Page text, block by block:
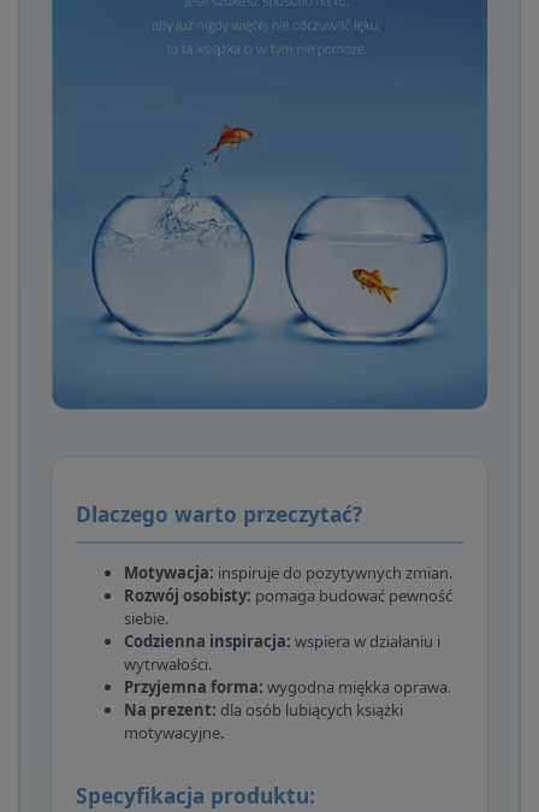
Dlaczego warto przeczytać?
Motywacja: inspiruje do pozytywnych zmian.
Rozwój osobisty: pomaga budować pewność
siebie.
Codzienna inspiracja: wspiera w działaniu i
wytrwałości.
Przyjemna forma: wygodna miękka oprawa.
Na prezent: dla osób lubiących książki
motywacyjne.
Specyfikacja produktu: